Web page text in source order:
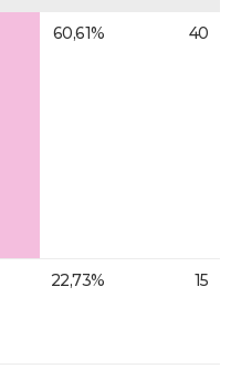
60,61% 40
22,73% 15